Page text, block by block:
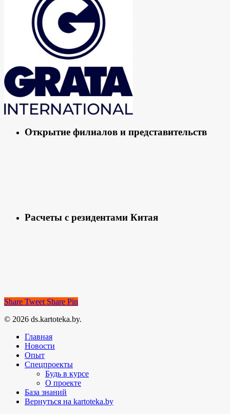
Открытие филиалов и представительств
Расчеты с резидентами Китая
Share Tweet Share Pin
© 2026 ds.kartoteka.by.
Главная
Новости
Опыт
Спецпроекты
Будь в курсе
О проекте
База знаний
Вернуться на kartoteka.by